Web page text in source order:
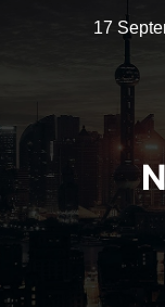
17